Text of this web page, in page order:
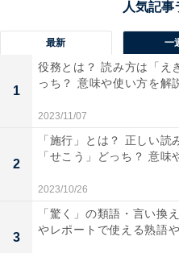
1. 下記の「今すぐ登録す
（※Googleアカウントへ
2. 「All About」「All About
最新 一
1
役務とは？ 読み方は「え
っち？ 意味や使い方を解
2023/11/07
2
「施行」とは？ 正しい読
「せこう」どっち？ 意味
2023/10/26
3
「驚く」の類語・言い換
やレポートで使える熟語